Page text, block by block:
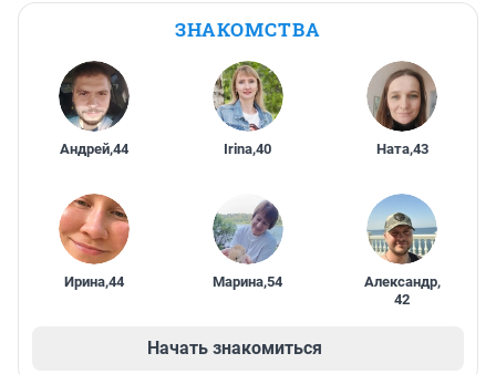
ЗНАКОМСТВА
Андрей,44 Irina,40 Ната,43
Ирина,44 Марина,54 Александр,
42
Начать знакомиться